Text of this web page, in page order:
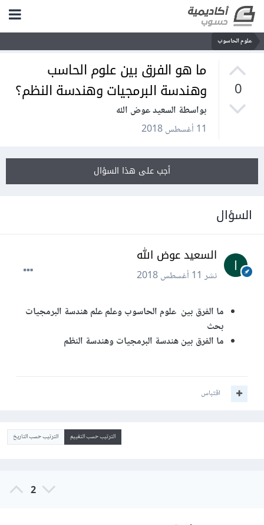
علوم الحاسوب
0
ما هو الفرق بين علوم الحاسب
وهندسة البرمجيات وهندسة النظم؟
بواسطة السعيد عوض الله
11 أغسطس 2018
أجب على هذا السؤال
السؤال
السعيد عوض الله
نشر11 أغسطس 2018
ما الفرق بين علوم الحاسوب وعلم علم هندسة البرمجيات
بحث
ما الفرق بين هندسة البرمجيات وهندسة النظم
اقتباس
الترتيب حسب التقييم الترتيب حسب التاريخ
2